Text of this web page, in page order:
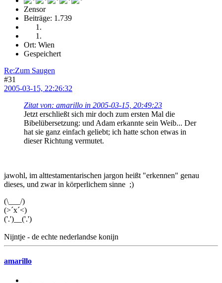
Zensor
Beiträge: 1.739
Ort: Wien
Gespeichert
Re:Zum Saugen
#31
2005-03-15, 22:26:32
Zitat von: amarillo in 2005-03-15, 20:49:23
Jetzt erschließt sich mir doch zum ersten Mal die
Bibelübersetzung: und Adam erkannte sein Weib... Der
hat sie ganz einfach geliebt; ich hatte schon etwas in
dieser Richtung vermutet.
jawohl, im alttestamentarischen jargon heißt "erkennen" genau
dieses, und zwar in körperlichem sinne ;)
(\___/)
(>´x´<)
('.')__('.')
Nijntje - de echte nederlandse konijn
amarillo